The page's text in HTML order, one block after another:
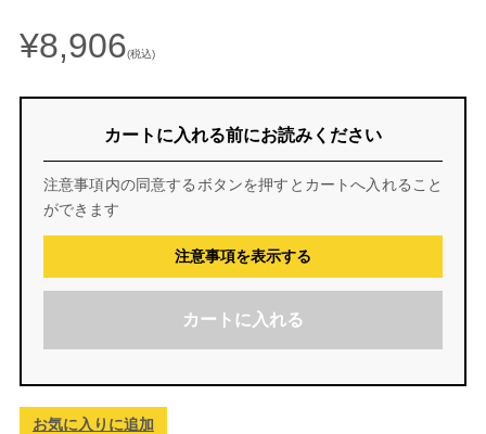
¥8,906(税込)
カートに入れる前にお読みください
注意事項内の同意するボタンを押すとカートへ入れること
ができます
注意事項を表示する
カートに入れる
お気に入りに追加